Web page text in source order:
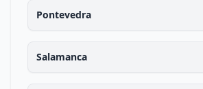
Pontevedra
Salamanca